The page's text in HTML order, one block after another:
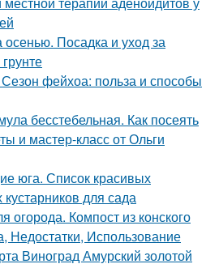
Посадка и уход за
фейхоа: польза и способы
бесстебельная. Как посеять
и мастер-класс от Ольги
юга. Список красивых
для сада
огорода. Компост из конского
Недостатки, Использование
Виноград Амурский золотой